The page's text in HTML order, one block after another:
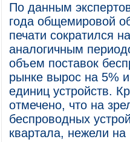
По данным
года общемировой
печати сократился
аналогичным
объем поставок
рынке вырос на 5%
единиц устройств.
отмечено, что на
беспроводных
квартала, нежели